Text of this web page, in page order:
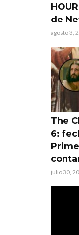
de
agosto 3,
The
6:
julio 30,